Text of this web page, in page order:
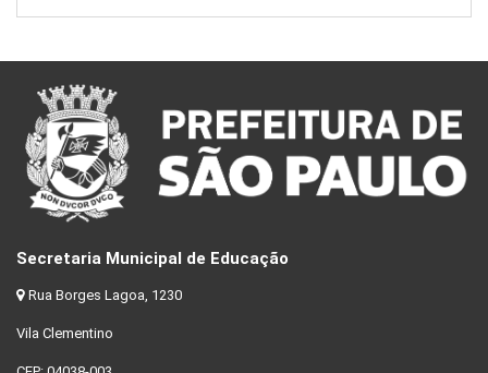
Secretaria Municipal de Educação
Rua Borges Lagoa, 1230
Vila Clementino